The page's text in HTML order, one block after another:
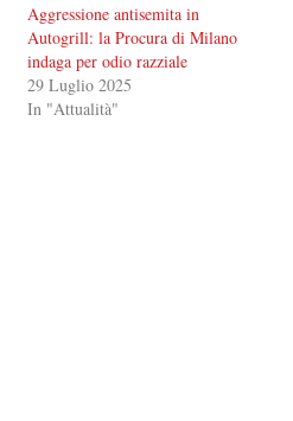
Aggressione antisemita in
Autogrill: la Procura di Milano
indaga per odio razziale
29 Luglio 2025
In "Attualità"